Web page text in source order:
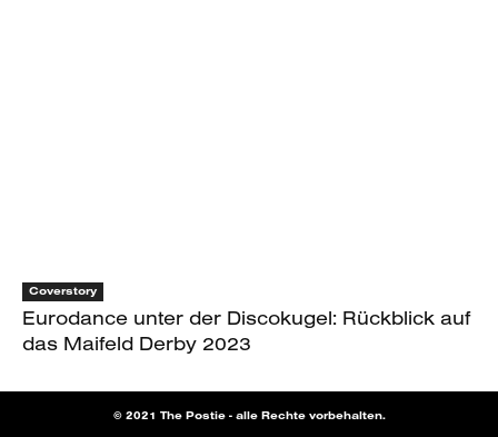
Coverstory
Eurodance unter der Discokugel: Rückblick auf
das Maifeld Derby 2023
© 2021 The Postie - alle Rechte vorbehalten.